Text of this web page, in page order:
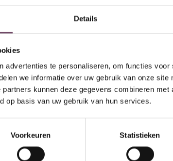
Details
advertenties te personaliseren, om functies voor
we informatie over uw gebruik van onze site
kunnen deze gegevens combineren met
op basis van uw gebruik van hun services.
Voorkeuren Statistieken
In de snel veranderende zakenwereld draait alles om relaties.
Klanten verwachten een persoonlijke aanpak en snelle,
service. Bedrijven die deze verwachtingen niet waarmaken,
het risic...
10 sep. 2024
Max